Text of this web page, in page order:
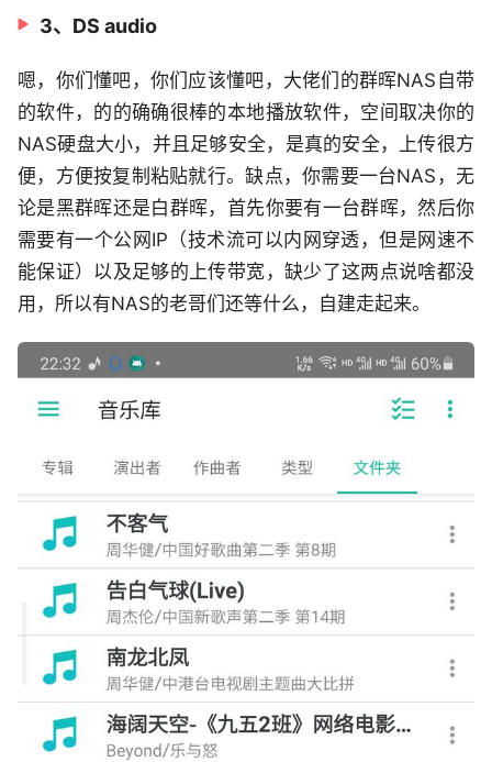
3、DS audio
嗯，你们懂吧，你们应该懂吧，大佬们的群晖NAS自带
的软件，的的确确很棒的本地播放软件，空间取决你的
NAS硬盘大小，并且足够安全，是真的安全，上传很方
便，方便按复制粘贴就行。缺点，你需要一台NAS，无
论是黑群晖还是白群晖，首先你要有一台群晖，然后你
需要有一个公网IP（技术流可以内网穿透，但是网速不
能保证）以及足够的上传带宽，缺少了这两点说啥都没
用，所以有NAS的老哥们还等什么，自建走起来。